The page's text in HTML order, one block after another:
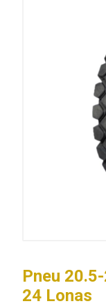
Pneu
24 Lonas